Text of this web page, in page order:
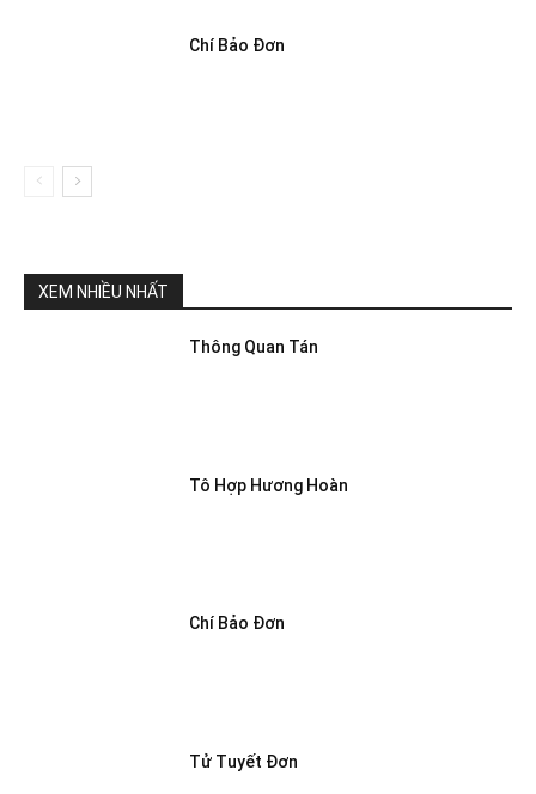
Chí Bảo Đơn
XEM NHIỀU NHẤT
Thông Quan Tán
Tô Hợp Hương Hoàn
Chí Bảo Đơn
Tử Tuyết Đơn